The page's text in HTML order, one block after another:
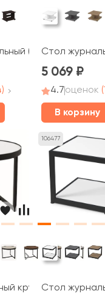
(800*600*580)
Стол
5 069
4.7оценок
В корзину
круглый РАУНД /
106477
Стол